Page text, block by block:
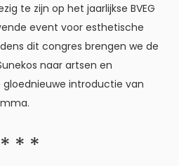
te zijn op het jaarlijkse BVEG
event voor esthetische
dit congres brengen we de
naar artsen en
gloednieuwe introductie van